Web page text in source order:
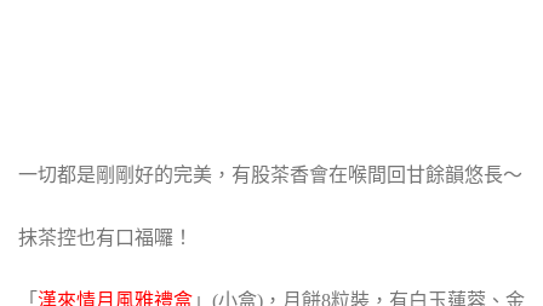
一切都是剛剛好的完美， 有股茶香會在喉間回甘餘韻悠長～
抹茶控也有口福囉！
「 漢來情月風雅禮盒 」(小盒)，月餅8粒裝，有白玉蓮蓉、金